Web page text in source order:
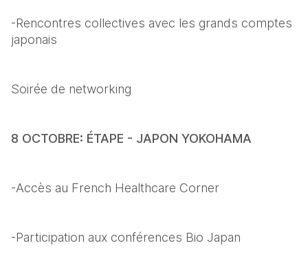
-Rencontres collectives avec les grands comptes
japonais
Soirée de networking
8 OCTOBRE: ÉTAPE - JAPON YOKOHAMA
-Accès au French Healthcare Corner
-Participation aux conférences Bio Japan